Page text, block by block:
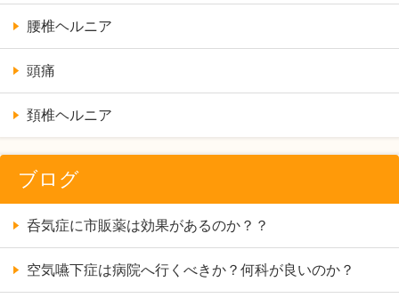
腰椎ヘルニア
頭痛
頚椎ヘルニア
ブログ
呑気症に市販薬は効果があるのか？？
空気嚥下症は病院へ行くべきか？何科が良いのか？